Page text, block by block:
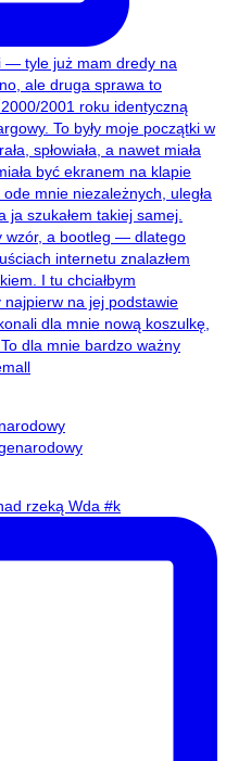
rzeką Wda #k